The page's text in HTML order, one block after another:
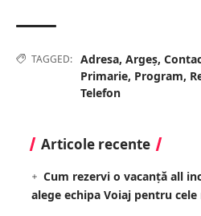
TAGGED: Adresa, Argeș,
Primarie, Program,
Telefon
Articole recente
Cum rezervi o vacanță all
alege echipa Voiaj pentru